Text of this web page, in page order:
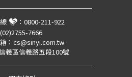
： 0800-211-922
(02)2755-7666
： cs@sinyi.com.tw
義區信義路五段100號